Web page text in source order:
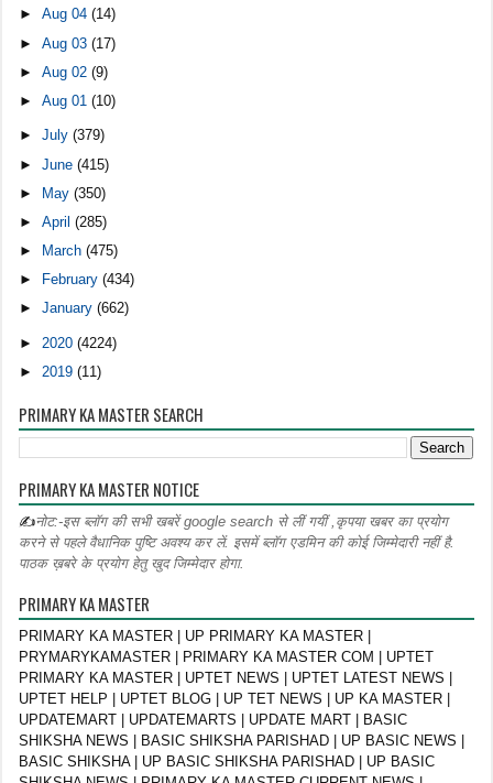
►Aug 04(14)
►Aug 03(17)
►Aug 02(9)
►Aug 01(10)
►July(379)
►June(415)
► May(350)
►April(285)
►
March(475)
►
February(434)
►January(662)
► 2020(4224)
►2019(11)
PRIMARY KA MASTER SEARCH
PRIMARY KA MASTER NOTICE
✍नोट:-इस ब्लॉग की सभी खबरें google search से लीं गयीं ,कृपया खबर का प्रयोग
करने से पहले वैधानिक पुष्टि अवश्य कर लें. इसमें ब्लॉग एडमिन की कोई जिम्मेदारी नहीं है.
पाठक ख़बरे के प्रयोग हेतु खुद जिम्मेदार होगा.
PRIMARY KA MASTER
PRIMARY KA MASTER | UP PRIMARY KA MASTER |
PRYMARYKAMASTER | PRIMARY KA MASTER COM | UPTET
PRIMARY KA MASTER | UPTET NEWS | UPTET LATEST NEWS |
UPTET HELP | UPTET BLOG | UP TET NEWS | UP KA MASTER |
UPDATEMART | UPDATEMARTS | UPDATE MART | BASIC
SHIKSHA NEWS | BASIC SHIKSHA PARISHAD | UP BASIC NEWS |
BASIC SHIKSHA | UP BASIC SHIKSHA PARISHAD | UP BASIC